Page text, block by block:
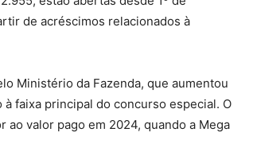
de acréscimos relacionados à
Ministério da Fazenda, que aumentou
faixa principal do concurso especial. O
valor pago em 2024, quando a Mega